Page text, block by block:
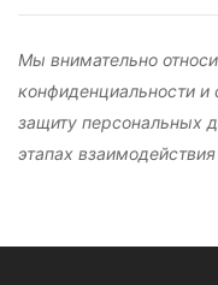
Мы внимательно
конфиденциальности
защиту персональных
этапах